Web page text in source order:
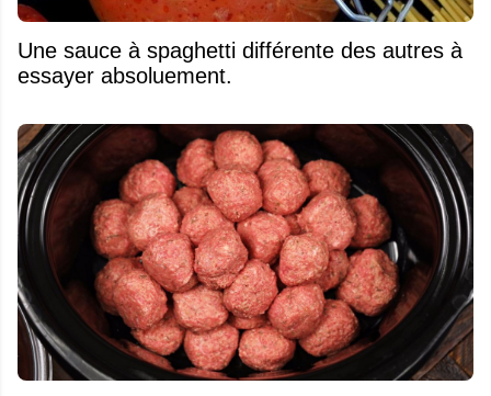
Une sauce à spaghetti différente des autres à
essayer absoluement.